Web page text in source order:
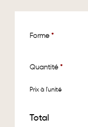
Forme *
Quantité *
Prix à l'unité
Total